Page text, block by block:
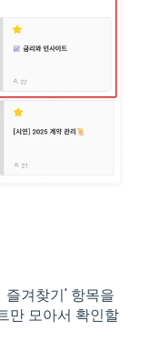
겨찾기' 항목을
만 모아서 확인할